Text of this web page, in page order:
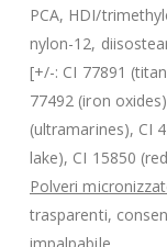
PCA, HDI/
nylon-12,
[+/-: CI 77891
77492 (iron
(ultramarines), CI
lake), CI 15850
Polveri
trasparenti,